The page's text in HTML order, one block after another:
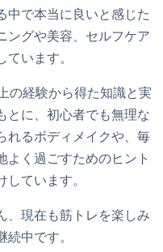
中で本当に良いと感じた
ングや美容、セルフケア
ています。
の経験から得た知識と実
とに、初心者でも無理な
れるボディメイクや、毎
よく過ごすためのヒント
しています。
、現在も筋トレを楽しみ
続中です。